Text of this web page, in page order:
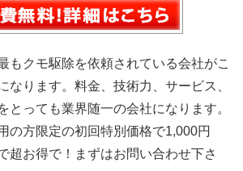
もクモ駆除を依頼されている会社がこ
なります。料金、技術力、サービス、
とっても業界随一の会社になります。
の方限定の初回特別価格で1,000円
超お得で！まずはお問い合わせ下さ